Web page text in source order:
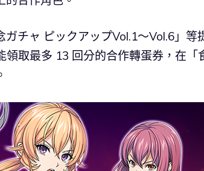
チャ ピックアップVol.1～Vol.6」等
取最多 13 回分的合作轉蛋券，在「